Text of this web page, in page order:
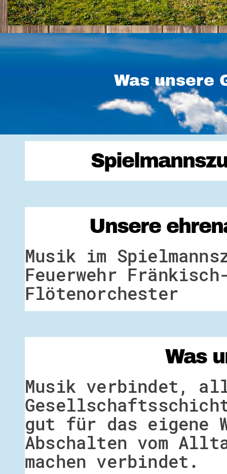
Was unsere
Unsere
Musik im
Feuerwehr
Flötenorchester
Was
Musik verbindet,
gut für das eigene
Abschalten vom
machen verbindet.